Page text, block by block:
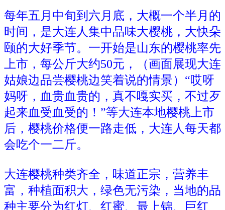
每年五月中旬到六月底，大概一个半月的
时间，是大连人集中品味大樱桃，大快朵
颐的大好季节。一开始是山东的樱桃率先
上市，每公斤大约50元，（画面展现大连
姑娘边品尝樱桃边笑着说的情景）“哎呀
妈呀，血贵血贵的，真不嘎实买，不过歹
起来血受血受的！”等大连本地樱桃上市
后，樱桃价格便一路走低，大连人每天都
会吃个一二斤。
大连樱桃种类齐全，味道正宗，营养丰
富，种植面积大，绿色无污染，当地的品
种主要分为红灯、红蜜、最上锦、巨红